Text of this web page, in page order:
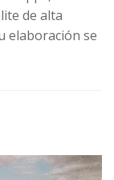
de alta
elaboración se